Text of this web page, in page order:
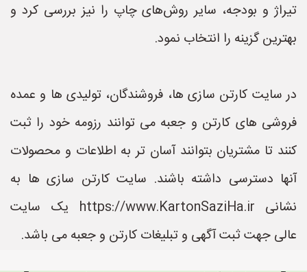
تیراژ و بودجه، سایر روش‌های چاپ را نیز بررسی کرد و
بهترین گزینه را انتخاب نمود.
در سایت کارتن سازی ها، فروشندگان، تولیدی ها و عمده
فروشی های کارتن و جعبه می توانند رزومه خود را ثبت
کنند تا مشتریان بتوانند آسان تر به اطلاعات و محصولات
آنها دسترسی داشته باشند. سایت کارتن سازی ها به
نشانی https://www.KartonSaziHa.ir یک سایت
عالی جهت ثبت آگهی و تبلیغات کارتن و جعبه می باشد.